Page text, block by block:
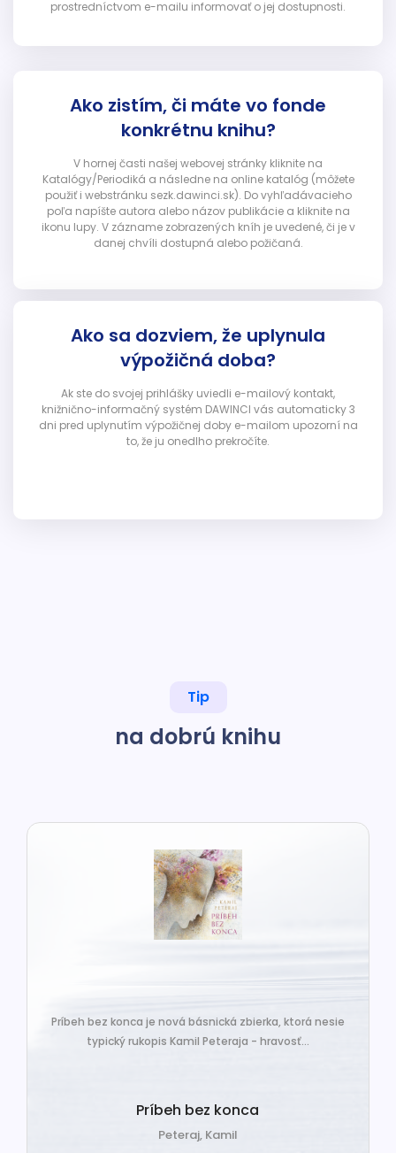
prostredníctvom e-mailu informovať o jej dostupnosti.
Ako zistím, či máte vo fonde
konkrétnu knihu?
V hornej časti našej webovej stránky kliknite na
Katalógy/Periodiká a následne na online katalóg (môžete
použiť i webstránku sezk.dawinci.sk). Do vyhľadávacieho
poľa napíšte autora alebo názov publikácie a kliknite na
ikonu lupy. V zázname zobrazených kníh je uvedené, či je v
danej chvíli dostupná alebo požičaná.
Ako sa dozviem, že uplynula
výpožičná doba?
Ak ste do svojej prihlášky uviedli e-mailový kontakt,
knižnično-informačný systém DAWINCI vás automaticky 3
dni pred uplynutím výpožičnej doby e-mailom upozorní na
to, že ju onedlho prekročíte.
Tip
na dobrú knihu
Príbeh bez konca je nová básnická zbierka, ktorá nesie
typický rukopis Kamil Peteraja - hravosť...
Príbeh bez konca
Peteraj, Kamil